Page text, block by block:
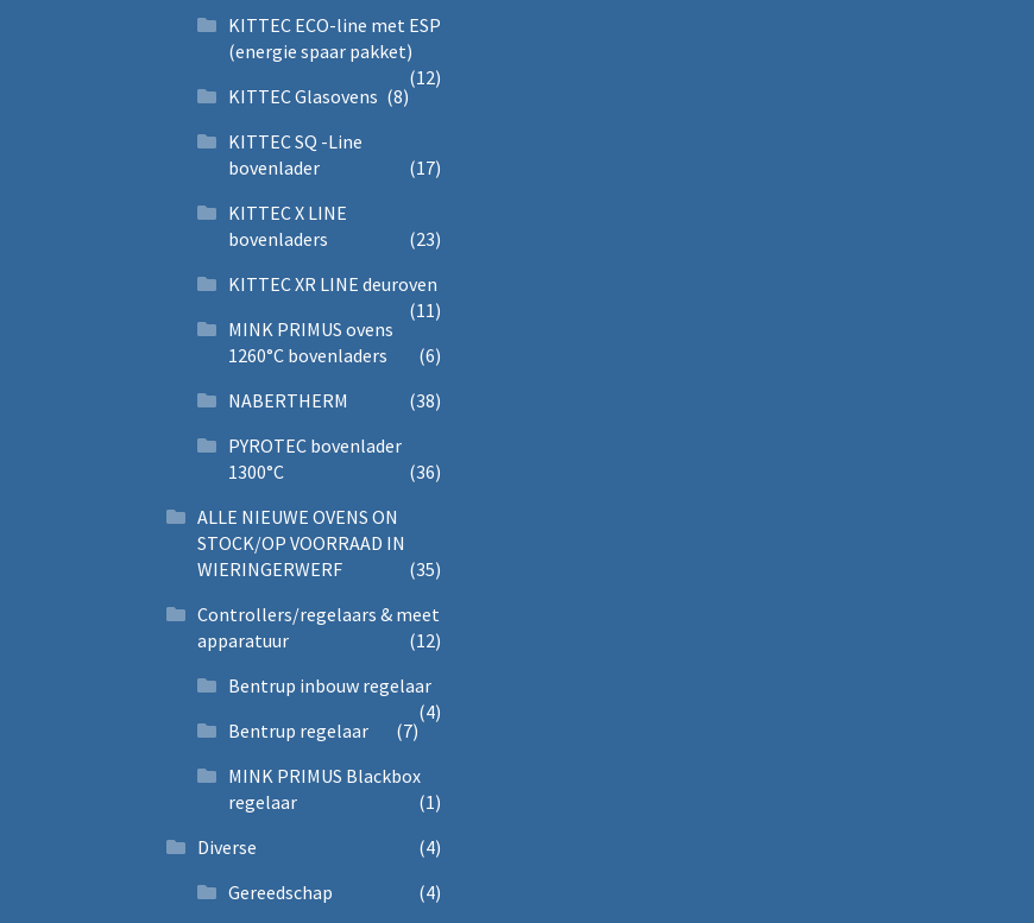
KITTEC ECO-line met ESP
(energie spaar pakket)
(12)
KITTEC Glasovens (8)
KITTEC SQ -Line
bovenlader
(17)
KITTEC X LINE
bovenladers
(23)
KITTEC XR LINE deuroven
(11)
MINK PRIMUS ovens
1260°C bovenladers
(6)
NABERTHERM
(38)
PYROTEC bovenlader
1300°C
(36)
ALLE NIEUWE OVENS ON
STOCK/OP VOORRAAD IN
WIERINGERWERF
(35)
Controllers/regelaars & meet
apparatuur
(12)
Bentrup inbouw regelaar
(4)
Bentrup regelaar
(7)
MINK PRIMUS Blackbox
regelaar
(1)
Diverse
(4)
Gereedschap
(4)